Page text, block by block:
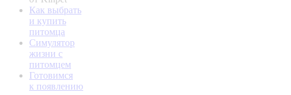
Как выбрать
и купить
питомца
Симулятор
жизни с
питомцем
Готовимся
к появлению